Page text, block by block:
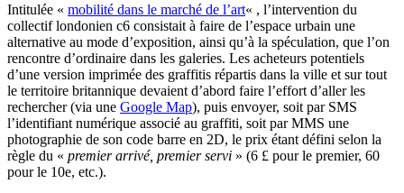
Intitulée « mobilité dans le marché de l’art« , l’intervention du
collectif londonien c6 consistait à faire de l’espace urbain une
alternative au mode d’exposition, ainsi qu’à la spéculation, que l’on
rencontre d’ordinaire dans les galeries. Les acheteurs potentiels
d’une version imprimée des graffitis répartis dans la ville et sur tout
le territoire britannique devaient d’abord faire l’effort d’aller les
rechercher (via une Google Map), puis envoyer, soit par SMS
l’identifiant numérique associé au graffiti, soit par MMS une
photographie de son code barre en 2D, le prix étant défini selon la
règle du « premier arrivé, premier servi » (6 £ pour le premier, 60
pour le 10e, etc.).